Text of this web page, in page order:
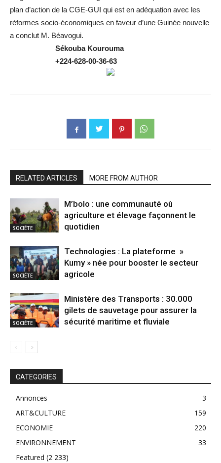
plan d’action de la CGE-GUI qui est en adéquation avec les
réformes socio-économiques en faveur d’une Guinée nouvelle
a conclut M. Béavogui.
Sékouba Kourouma
+224-628-00-36-63
RELATED ARTICLES MORE FROM AUTHOR
SOCIÉTE
M’bolo : une communauté où
agriculture et élevage façonnent le
quotidien
SOCIÉTE
Technologies : La plateforme »
Kumy » née pour booster le secteur
agricole
SOCIÉTE
Ministère des Transports : 30.000
gilets de sauvetage pour assurer la
sécurité maritime et fluviale
CATEGORIES
Annonces
3
ART&CULTURE
159
ECONOMIE
220
ENVIRONNEMENT
33
Featured (2 233)